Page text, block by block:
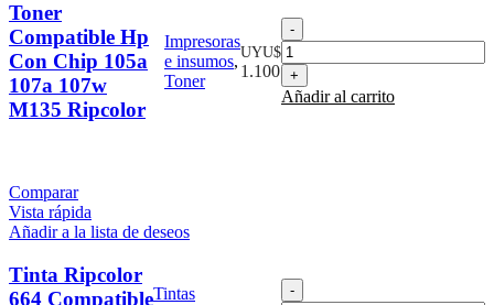
Toner
Compatible Hp
Con Chip 105a
107a 107w
M135 Ripcolor
Impresoras
e insumos,
Toner
UYU$
1.100
Toner
Compatible
Hp
Con
Chip
Añadir al carrito
Comparar
Vista rápida
Añadir a la lista de deseos
Tinta Ripcolor
664 CompatibleTintas
Tinta